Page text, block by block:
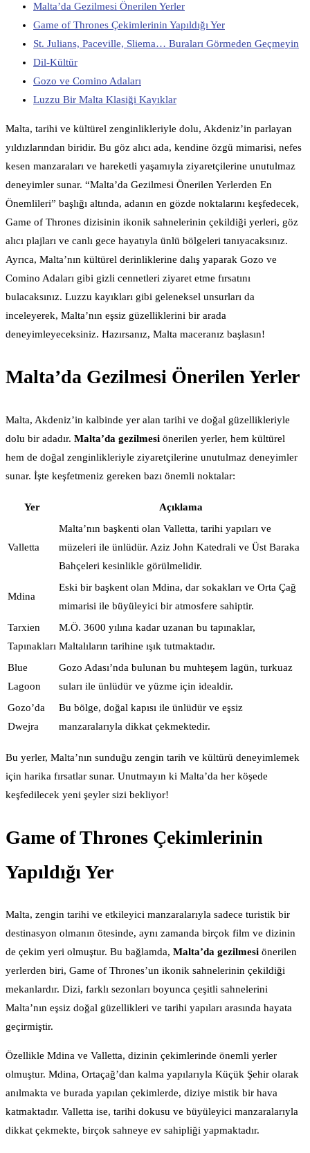
Malta’da Gezilmesi Önerilen Yerler
Game of Thrones Çekimlerinin Yapıldığı Yer
St. Julians, Paceville, Sliema… Buraları Görmeden Geçmeyin
Dil-Kültür
Gozo ve Comino Adaları
Luzzu Bir Malta Klasiği Kayıklar
Malta, tarihi ve kültürel zenginlikleriyle dolu, Akdeniz’in parlayan
yıldızlarından biridir. Bu göz alıcı ada, kendine özgü mimarisi, nefes
kesen manzaraları ve hareketli yaşamıyla ziyaretçilerine unutulmaz
deneyimler sunar. “Malta’da Gezilmesi Önerilen Yerlerden En
Önemlileri” başlığı altında, adanın en gözde noktalarını keşfedecek,
Game of Thrones dizisinin ikonik sahnelerinin çekildiği yerleri, göz
alıcı plajları ve canlı gece hayatıyla ünlü bölgeleri tanıyacaksınız.
Ayrıca, Malta’nın kültürel derinliklerine dalış yaparak Gozo ve
Comino Adaları gibi gizli cennetleri ziyaret etme fırsatını
bulacaksınız. Luzzu kayıkları gibi geleneksel unsurları da
inceleyerek, Malta’nın eşsiz güzelliklerini bir arada
deneyimleyeceksiniz. Hazırsanız, Malta maceranız başlasın!
Malta’da Gezilmesi Önerilen Yerler
Malta, Akdeniz’in kalbinde yer alan tarihi ve doğal güzellikleriyle
dolu bir adadır. Malta’da gezilmesi önerilen yerler, hem kültürel
hem de doğal zenginlikleriyle ziyaretçilerine unutulmaz deneyimler
sunar. İşte keşfetmeniz gereken bazı önemli noktalar:
Yer Açıklama
Valletta
Malta’nın başkenti olan Valletta, tarihi yapıları ve
müzeleri ile ünlüdür. Aziz John Katedrali ve Üst Baraka
Bahçeleri kesinlikle görülmelidir.
Mdina
Eski bir başkent olan Mdina, dar sokakları ve Orta Çağ
mimarisi ile büyüleyici bir atmosfere sahiptir.
Tarxien
Tapınakları
M.Ö. 3600 yılına kadar uzanan bu tapınaklar,
Maltalıların tarihine ışık tutmaktadır.
Blue
Lagoon
Gozo Adası’nda bulunan bu muhteşem lagün, turkuaz
suları ile ünlüdür ve yüzme için idealdir.
Gozo’da
Dwejra
Bu bölge, doğal kapısı ile ünlüdür ve eşsiz
manzaralarıyla dikkat çekmektedir.
Bu yerler, Malta’nın sunduğu zengin tarih ve kültürü deneyimlemek
için harika fırsatlar sunar. Unutmayın ki Malta’da her köşede
keşfedilecek yeni şeyler sizi bekliyor!
Game of Thrones Çekimlerinin
Yapıldığı Yer
Malta, zengin tarihi ve etkileyici manzaralarıyla sadece turistik bir
destinasyon olmanın ötesinde, aynı zamanda birçok film ve dizinin
de çekim yeri olmuştur. Bu bağlamda, Malta’da gezilmesi önerilen
yerlerden biri, Game of Thrones’un ikonik sahnelerinin çekildiği
mekanlardır. Dizi, farklı sezonları boyunca çeşitli sahnelerini
Malta’nın eşsiz doğal güzellikleri ve tarihi yapıları arasında hayata
geçirmiştir.
Özellikle Mdina ve Valletta, dizinin çekimlerinde önemli yerler
olmuştur. Mdina, Ortaçağ’dan kalma yapılarıyla Küçük Şehir olarak
anılmakta ve burada yapılan çekimlerde, diziye mistik bir hava
katmaktadır. Valletta ise, tarihi dokusu ve büyüleyici manzaralarıyla
dikkat çekmekte, birçok sahneye ev sahipliği yapmaktadır.